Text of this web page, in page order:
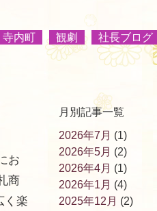
寺内町 観劇 社長ブログ
お
商
く楽
月別記事一覧
2026年7月 (1)
2026年5月 (2)
2026年4月 (1)
2026年1月 (4)
2025年12月 (2)